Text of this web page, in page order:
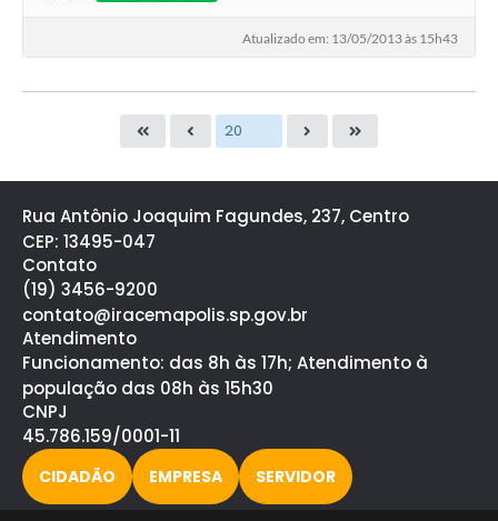
Atualizado em: 13/05/2013 às 15h43
Rua Antônio Joaquim Fagundes, 237, Centro
CEP: 13495-047
Contato
(19) 3456-9200
contato@iracemapolis.sp.gov.br
Atendimento
Funcionamento: das 8h às 17h; Atendimento à
população das 08h às 15h30
CNPJ
45.786.159/0001-11
CIDADÃO EMPRESA SERVIDOR